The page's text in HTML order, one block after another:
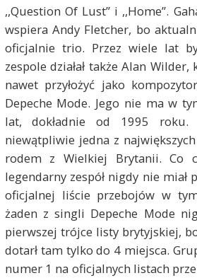
,,Question Of Lust” i ,,Home”.
wspiera Andy Fletcher, bo
oficjalnie trio. Przez wiele lat
zespole działał także Alan
nawet przyłożyć jako
Depeche Mode. Jego nie ma w
lat, dokładnie od 1995 roku.
niewątpliwie jedna z
rodem z Wielkiej Brytanii. Co
legendarny zespół nigdy nie
oficjalnej liście przebojów w
żaden z singli Depeche Mode
pierwszej trójce listy brytyjskiej,
dotarł tam tylko do 4 miejsca.
numer 1 na oficjalnych listach